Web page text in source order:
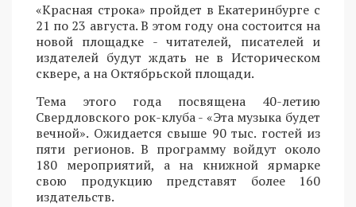
«Красная строка» пройдет в Екатеринбурге с
21 по 23 августа. В этом году она состоится на
новой площадке - читателей, писателей и
издателей будут ждать не в Историческом
сквере, а на Октябрьской площади.
Тема этого года посвящена 40-летию
Свердловского рок-клуба - «Эта музыка будет
вечной». Ожидается свыше 90 тыс. гостей из
пяти регионов. В программу войдут около
180 мероприятий, а на книжной ярмарке
свою продукцию представят более 160
издательств.